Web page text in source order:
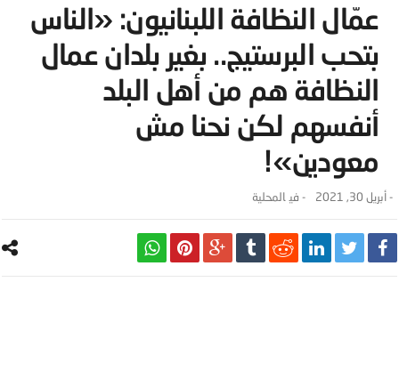
عمّال النظافة اللبنانيون: «الناس
بتحب البرستيج.. بغير بلدان عمال
النظافة هم من أهل البلد
أنفسهم لكن نحنا مش
معودين»!
-أبريل 30, 2021 - ‎في المحلية